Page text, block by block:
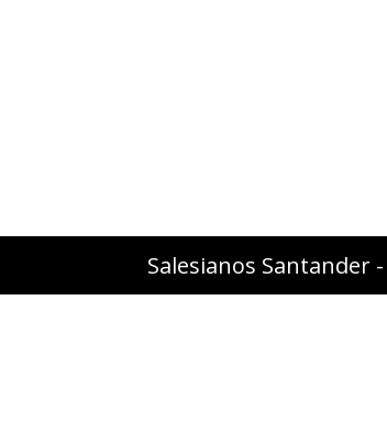
Salesianos Santander